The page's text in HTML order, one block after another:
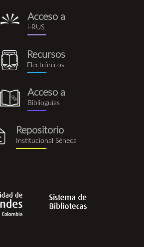
i-
rus.png
Acceso a
i-RUS
recursos_electronicos.png
Recursos
Electrónicos
biblioguia.png
Acceso a
Biblioguías
Repositorio
Institucional Séneca